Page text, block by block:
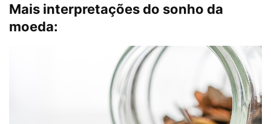
Mais interpretações do sonho da
moeda: